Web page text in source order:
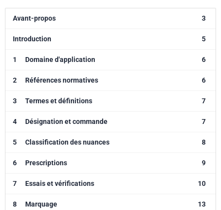
Avant-propos 3
Introduction 5
1 Domaine d'application 6
2 Références normatives 6
3 Termes et définitions 7
4 Désignation et commande 7
5 Classification des nuances 8
6 Prescriptions 9
7 Essais et vérifications 10
8 Marquage 13